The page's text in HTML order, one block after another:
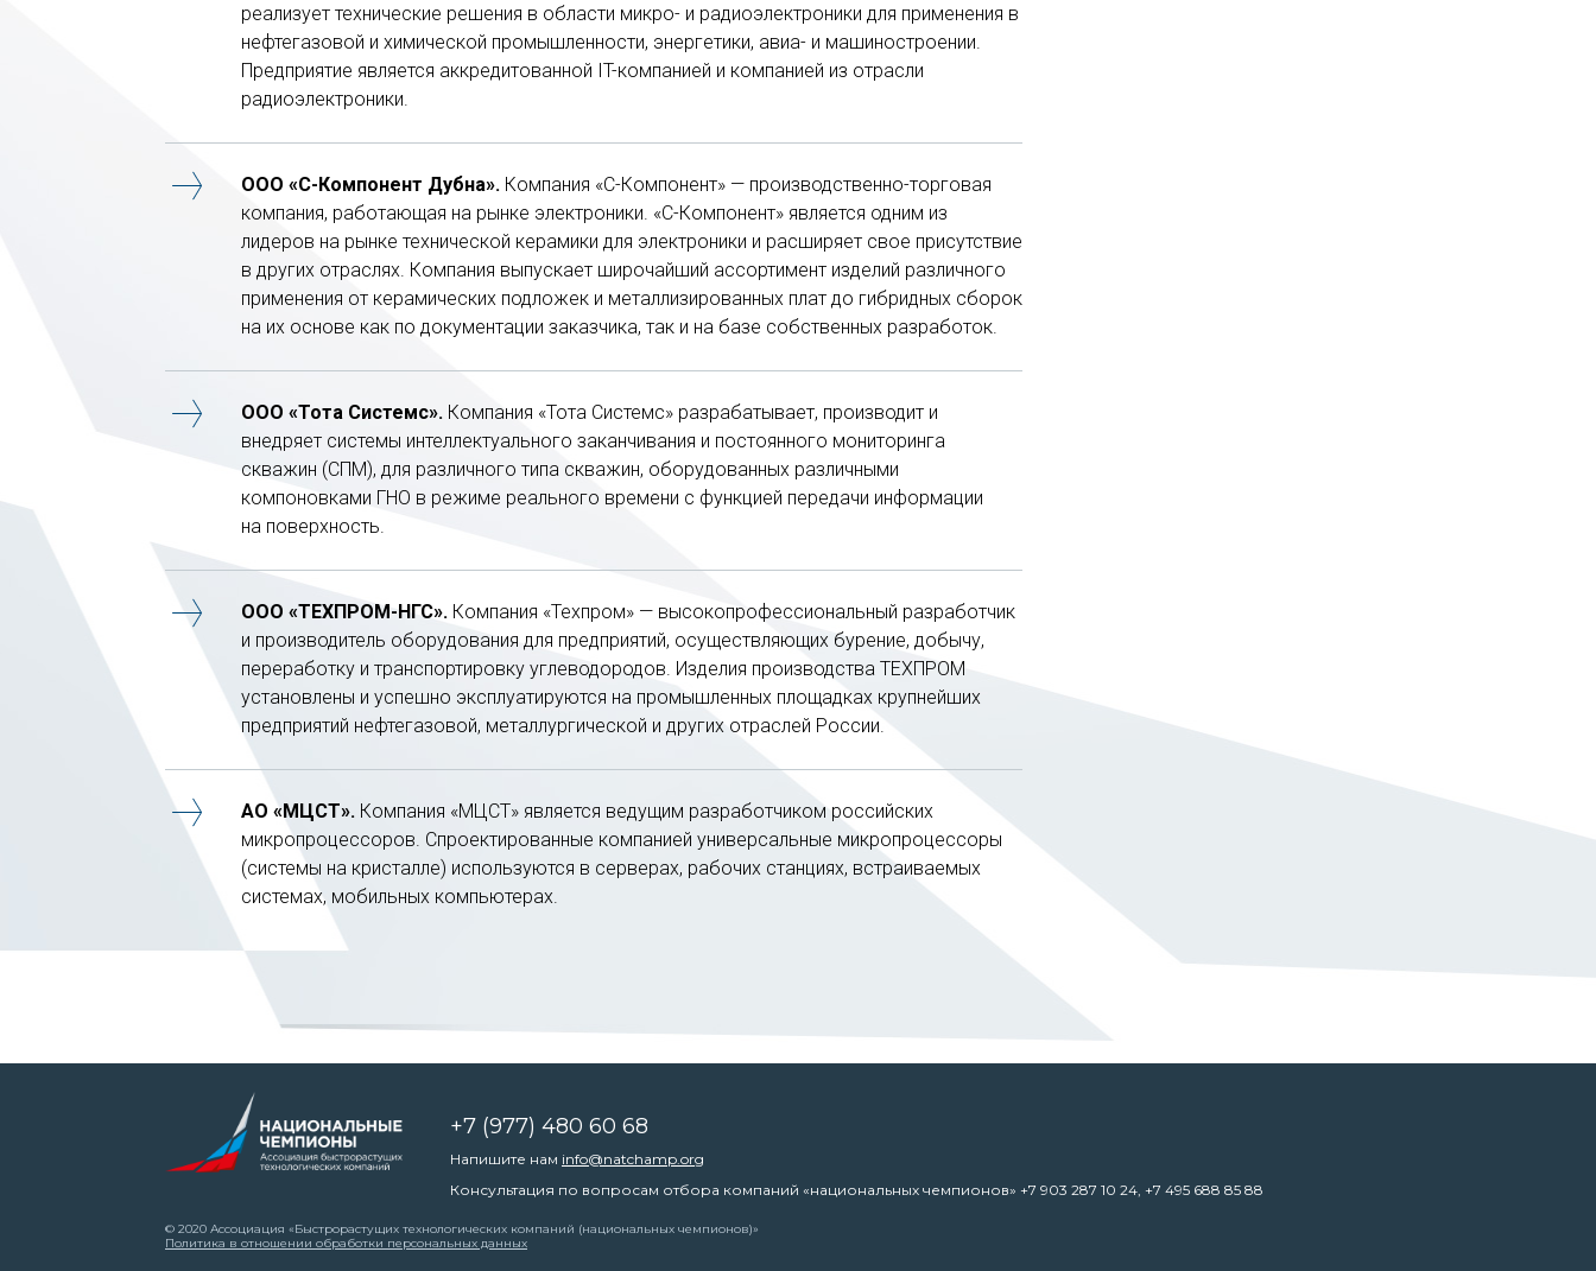
реализует технические решения в области микро- и радиоэлектроники для применения в
нефтегазовой и химической промышленности, энергетики, авиа- и машиностроении.
Предприятие является аккредитованной IT-компанией и компанией из отрасли
радиоэлектроники.
ООО «С-Компонент Дубна». Компания «С-Компонент» — производственно-торговая
компания, работающая на рынке электроники. «С-Компонент» является одним из
лидеров на рынке технической керамики для электроники и расширяет свое присутствие
в других отраслях. Компания выпускает широчайший ассортимент изделий различного
применения от керамических подложек и металлизированных плат до гибридных сборок
на их основе как по документации заказчика, так и на базе собственных разработок.
ООО «Тота Системс». Компания «Тота Системс» разрабатывает, производит и
внедряет системы интеллектуального заканчивания и постоянного мониторинга
скважин (СПМ), для различного типа скважин, оборудованных различными
компоновками ГНО в режиме реального времени с функцией передачи информации
на поверхность.
ООО «ТЕХПРОМ-НГС». Компания «Техпром» — высокопрофессиональный разработчик
и производитель оборудования для предприятий, осуществляющих бурение, добычу,
переработку и транспортировку углеводородов. Изделия производства ТЕХПРОМ
установлены и успешно эксплуатируются на промышленных площадках крупнейших
предприятий нефтегазовой, металлургической и других отраслей России.
АО «МЦСТ». Компания «МЦСТ» является ведущим разработчиком российских
микропроцессоров. Спроектированные компанией универсальные микропроцессоры
(системы на кристалле) используются в серверах, рабочих станциях, встраиваемых
системах, мобильных компьютерах.
+7 (977) 480 60 68
Напишите нам info@natchamp.org
Консультация по вопросам отбора компаний «национальных чемпионов» +7 903 287 10 24 +7 495 688 85 88
© 2020 Ассоциация «Быстрорастущих технологических компаний (национальных чемпионов)»
Политика в отношении обработки персональных данных